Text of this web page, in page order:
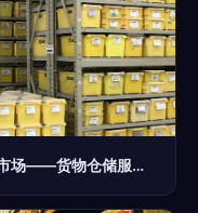
外资企业深度融入中国产业链开拓新市场——货物仓储服务的战略价值与实践路径